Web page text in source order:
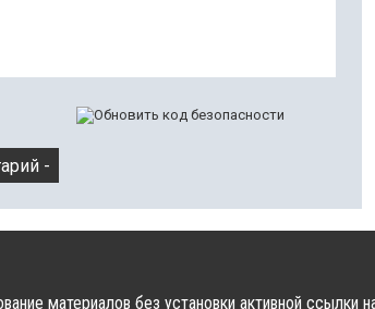
материалов без установки активной ссылки